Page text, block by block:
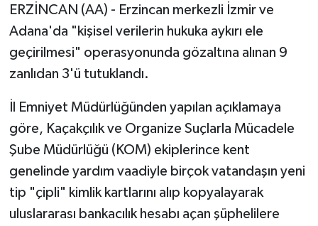
ERZİNCAN (AA) - Erzincan merkezli İzmir ve
Adana'da "kişisel verilerin hukuka aykırı ele
geçirilmesi" operasyonunda gözaltına alınan 9
zanlıdan 3'ü tutuklandı.
İl Emniyet Müdürlüğünden yapılan açıklamaya
göre, Kaçakçılık ve Organize Suçlarla Mücadele
Şube Müdürlüğü (KOM) ekiplerince kent
genelinde yardım vaadiyle birçok vatandaşın yeni
tip "çipli" kimlik kartlarını alıp kopyalayarak
uluslararası bankacılık hesabı açan şüphelilere
Sağlık
Spor
Teknoloji
Yaşam